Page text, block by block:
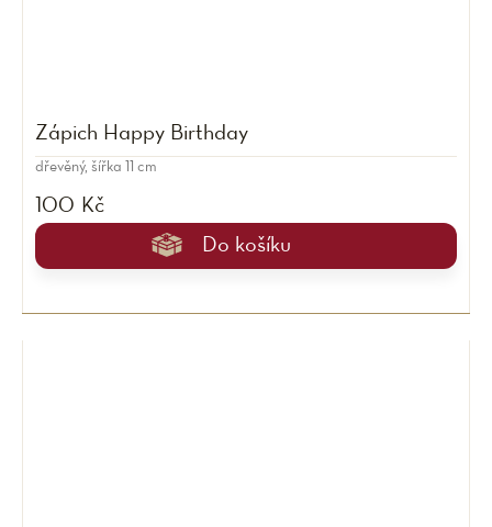
Zápich Happy Birthday
100 Kč
Do košíku
dřevěný, šířka 11 cm